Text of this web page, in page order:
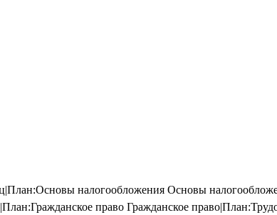
налогообложения Основы
право Гражданское